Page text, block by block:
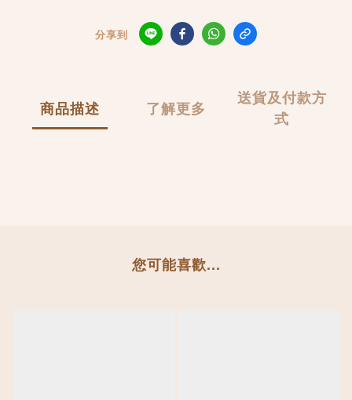
分享到
商品描述 了解更多
送貨及付款方
式
您可能喜歡...